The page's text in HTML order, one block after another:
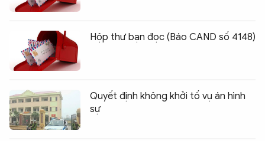
Hộp thư bạn đọc (Báo CAND số 4148)
Quyết định không khởi tố vụ án hình
sự